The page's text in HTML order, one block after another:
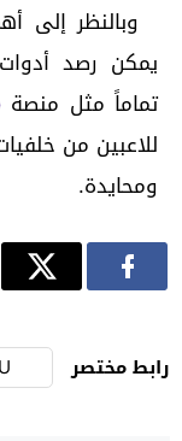
وبالنظر إلى
يمكن رصد
تماماً مثل منصة
للاعبين من
ومحايدة.
رابط مختصر